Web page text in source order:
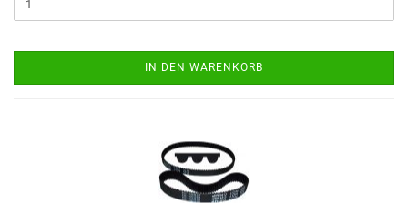
IN DEN WARENKORB